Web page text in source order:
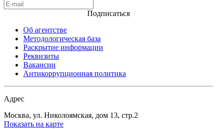
Подписаться
Об агентстве
Методологическая база
Раскрытие информации
Реквизиты
Вакансии
Антикоррупционная политика
Адрес
Москва, ул. Николоямская, дом 13, стр.2
Показать на карте